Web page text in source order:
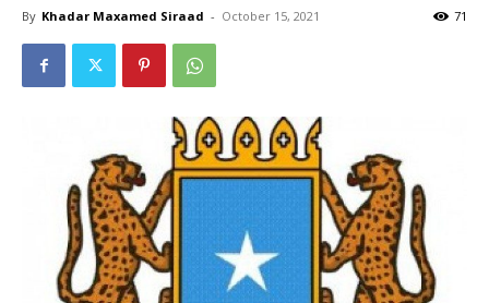
By Khadar Maxamed Siraad - October 15, 2021 71